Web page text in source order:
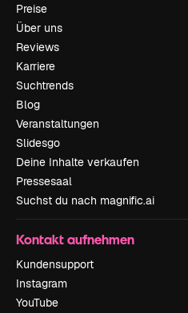
Preise
Über uns
Reviews
Karriere
Suchtrends
Blog
Veranstaltungen
Slidesgo
Deine Inhalte verkaufen
Pressesaal
Suchst du nach magnific.ai
Kontakt aufnehmen
Kundensupport
Instagram
YouTube